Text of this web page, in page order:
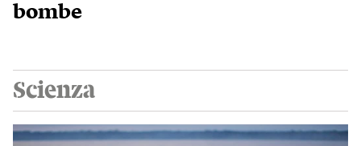
bombe
Scienza